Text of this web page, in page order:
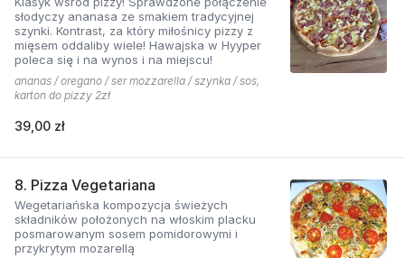
słodyczy ananasa ze smakiem tradycyjnej
szynki. Kontrast, za który miłośnicy pizzy z
mięsem oddaliby wiele! Hawajska w Hyyper
poleca się i na wynos i na miejscu!
ananas / oregano / ser mozzarella / szynka / sos,
karton do pizzy 2zł
39,00 zł
8. Pizza Vegetariana
Wegetariańska kompozycja świeżych
składników położonych na włoskim placku
posmarowanym sosem pomidorowymi i
przykrytym mozarellą